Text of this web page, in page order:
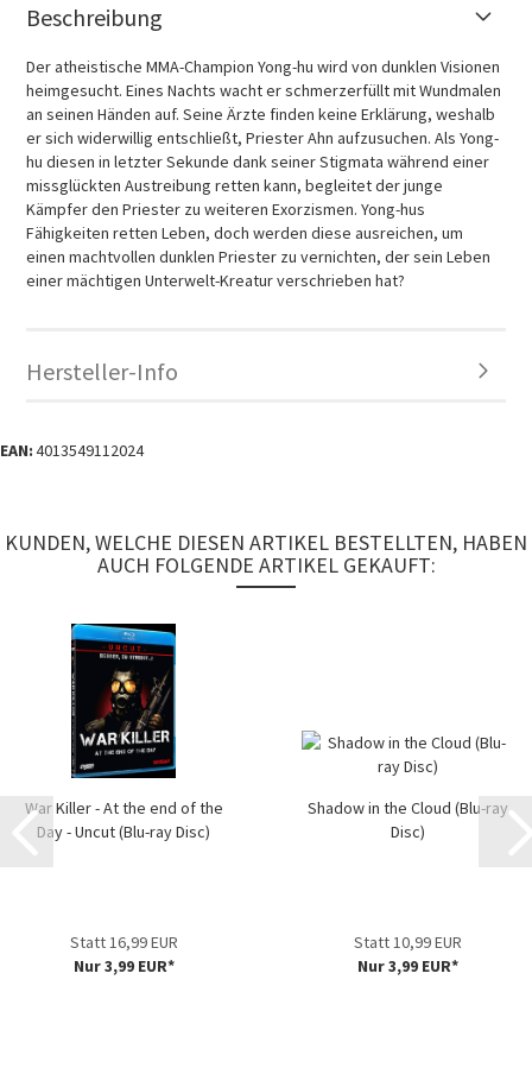
Beschreibung
Der atheistische MMA-Champion Yong-hu wird von dunklen Visionen
heimgesucht. Eines Nachts wacht er schmerzerfüllt mit Wundmalen
an seinen Händen auf. Seine Ärzte finden keine Erklärung, weshalb
er sich widerwillig entschließt, Priester Ahn aufzusuchen. Als Yong-
hu diesen in letzter Sekunde dank seiner Stigmata während einer
missglückten Austreibung retten kann, begleitet der junge
Kämpfer den Priester zu weiteren Exorzismen. Yong-hus
Fähigkeiten retten Leben, doch werden diese ausreichen, um
einen machtvollen dunklen Priester zu vernichten, der sein Leben
einer mächtigen Unterwelt-Kreatur verschrieben hat?
Hersteller-Info
EAN:4013549112024
KUNDEN, WELCHE DIESEN ARTIKEL BESTELLTEN, HABEN
AUCH FOLGENDE ARTIKEL GEKAUFT:
War Killer - At the end of the
Day - Uncut (Blu-ray Disc)
Statt 16,99 EUR
Nur 3,99 EUR*
Shadow in the Cloud (Blu-ray
Disc)
Statt 10,99 EUR
Nur 3,99 EUR*